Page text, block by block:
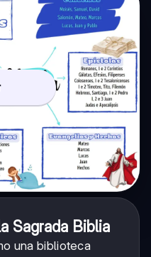
Sagrada Biblia
una biblioteca